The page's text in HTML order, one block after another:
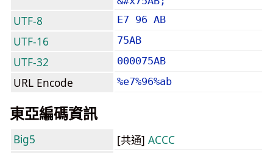
UTF-8 E7 96 AB
UTF-16 75AB
UTF-32 000075AB
URL Encode %e7%96%ab
東亞編碼資訊
Big5 [共通] ACCC